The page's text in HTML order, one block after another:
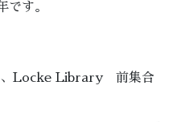
です。
、Locke Library 前集合